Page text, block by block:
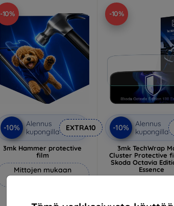
-10%
-10%
Alennus
kupongilla
EXTRA10
3mk Hammer protective
film
Mittojen mukaan
-10%
-10%
Alennus
kupongilla
3mk TechWrap
Cluster Protective
Skoda Octavia
Essence
37,89 €